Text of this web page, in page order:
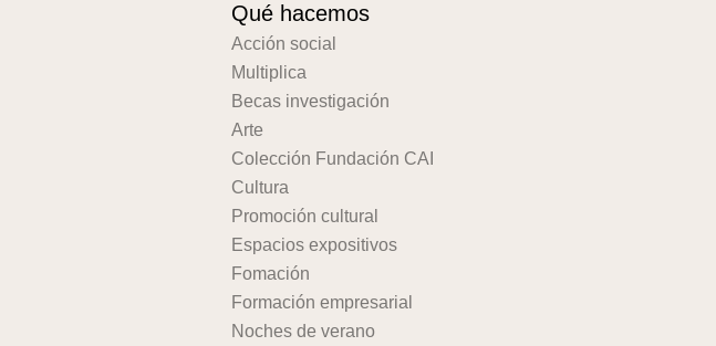
Qué hacemos
Acción social
Multiplica
Becas investigación
Arte
Colección Fundación CAI
Cultura
Promoción cultural
Espacios expositivos
Fomación
Formación empresarial
Noches de verano